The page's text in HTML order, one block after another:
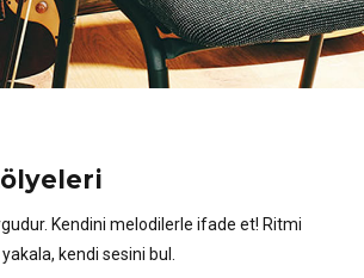
Kendini melodilerle ifade et! Ritmi
kendi sesini bul.